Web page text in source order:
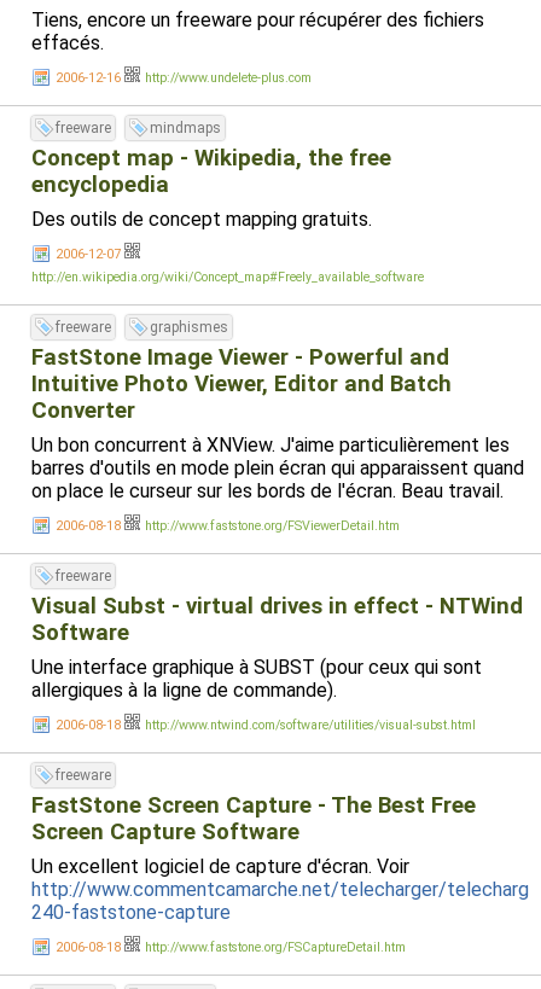
Tiens, encore un freeware pour récupérer des fichiers
effacés.
2006-12-16 http://www.undelete-plus.com
freeware mindmaps
Concept map - Wikipedia, the free
encyclopedia
Des outils de concept mapping gratuits.
2006-12-07
http://en.wikipedia.org/wiki/Concept_map#Freely_available_software
freeware graphismes
FastStone Image Viewer - Powerful and
Intuitive Photo Viewer, Editor and Batch
Converter
Un bon concurrent à XNView. J'aime particulièrement les
barres d'outils en mode plein écran qui apparaissent quand
on place le curseur sur les bords de l'écran. Beau travail.
2006-08-18 http://www.faststone.org/FSViewerDetail.htm
freeware
Visual Subst - virtual drives in effect - NTWind
Software
Une interface graphique à SUBST (pour ceux qui sont
allergiques à la ligne de commande).
2006-08-18 http://www.ntwind.com/software/utilities/visual-subst.html
freeware
FastStone Screen Capture - The Best Free
Screen Capture Software
Un excellent logiciel de capture d'écran. Voir
http://www.commentcamarche.net/telecharger/
240-faststone-capture
2006-08-18 http://www.faststone.org/FSCaptureDetail.htm